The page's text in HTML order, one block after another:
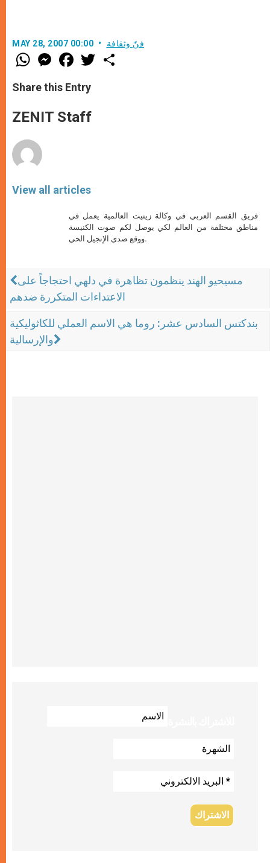
MAY 28, 2007 00:00 فنّ وثقافة
W
h
t
s
p
p
M
e
s
e
g
e
F
a
e
b
o
k
w
Share this Entry
ZENIT Staff
View all articles
فريق القسم العربي في وكالة زينيت العالمية يعمل في
مناطق مختلفة من العالم لكي يوصل لكم صوت الكنيسة
ووقع صدى الإنجيل الحي.
مسيحيو الهند ينظمون تظاهرة في دلهي احتجاجاً على
الاعتداءات المتكررة ضدهم
بندكتس السادس عشر: روما هي الاسم العملي للكاثوليكية
والإرسالية